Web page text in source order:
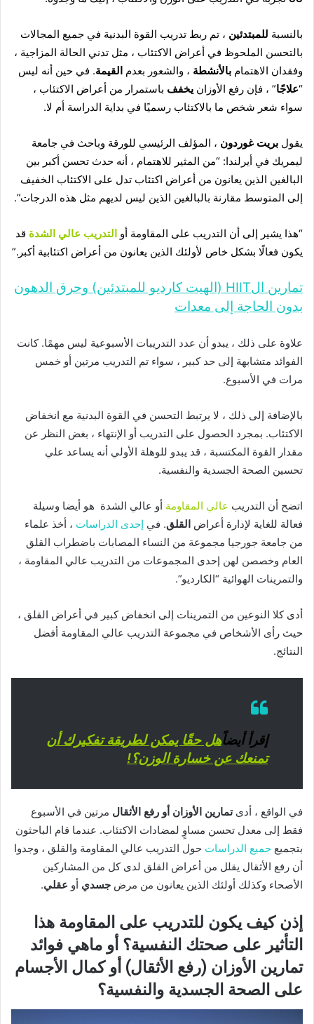
بالنسبة للمبتدئين ، تم ربط تدريب القوة البدنية في جميع المجالات
بالتحسن الملحوظ في أعراض الاكتئاب ، مثل تدني الحالة المزاجية ،
وفقدان الاهتمام بالأنشطة ، والشعور بعدم القيمة. في حين أنه ليس
“علاجًا” ، فإن رفع الأوزان يخفف باستمرار من أعراض الاكتئاب ،
سواء شعر شخص ما بالاكتئاب رسميًا في بداية الدراسة أم لا.
يقول بريت غوردون ، المؤلف الرئيسي للورقة وباحث في جامعة
ليمريك في أيرلندا: “من المثير للاهتمام ، أنه حدث تحسن أكبر بين
البالغين الذين يعانون من أعراض اكتئاب تدل على الاكتئاب الخفيف
إلى المتوسط مقارنة بالبالغين الذين ليس لديهم مثل هذه الدرجات”.
“هذا يشير إلى أن التدريب على المقاومة أو التدريب عالي الشدة قد
يكون فعالًا بشكل خاص لأولئك الذين يعانون من أعراض اكتئابية أكبر.”
تمارين الHIIT (الهيت كارديو للمبتدئين) وحرق الدهون
بدون الحاجة إلى معدات
علاوة على ذلك ، يبدو أن عدد التدريبات الأسبوعية ليس مهمًا. كانت
الفوائد متشابهة إلى حد كبير ، سواء تم التدريب مرتين أو خمس
مرات في الأسبوع.
بالإضافة إلى ذلك ، لا يرتبط التحسن في القوة البدنية مع انخفاض
الاكتئاب. بمجرد الحصول على التدريب أو الإنتهاء ، بغض النظر عن
مقدار القوة المكتسبة ، قد يبدو للوهلة الأولي أنه يساعد علي
تحسين الصحة الجسدية والنفسية.
اتضح أن التدريب عالي المقاومة أو عالي الشدة هو أيضا وسيلة
فعالة للغاية لإدارة أعراض القلق. في إحدى الدراسات ، أخذ علماء
من جامعة جورجيا مجموعة من النساء المصابات باضطراب القلق
العام وخصصن لهن إحدى المجموعات من التدريب عالي المقاومة ،
والتمرينات الهوائية “الكارديو”.
أدى كلا النوعين من التمرينات إلى انخفاض كبير في أعراض القلق ،
حيث رأى الأشخاص في مجموعة التدريب عالي المقاومة أفضل
النتائج.
إقرأ أيضاًهل حقًا يمكن لطريقة تفكيرك أن
تمنعك عن خسارة الوزن؟!
في الواقع ، أدى تمارين الأوزان أو رفع الأثقال مرتين في الأسبوع
فقط إلى معدل تحسن مساوٍ لمضادات الاكتئاب. عندما قام الباحثون
بتجميع جميع الدراسات حول التدريب عالي المقاومة والقلق ، وجدوا
أن رفع الأثقال يقلل من أعراض القلق لدى كل من المشاركين
الأصحاء وكذلك أولئك الذين يعانون من مرض جسدي أو عقلي.
إذن كيف يكون للتدريب على المقاومة هذا
التأثير على صحتك النفسية؟ أو ماهي فوائد
تمارين الأوزان (رفع الأثقال) أو كمال الأجسام
على الصحة الجسدية والنفسية؟